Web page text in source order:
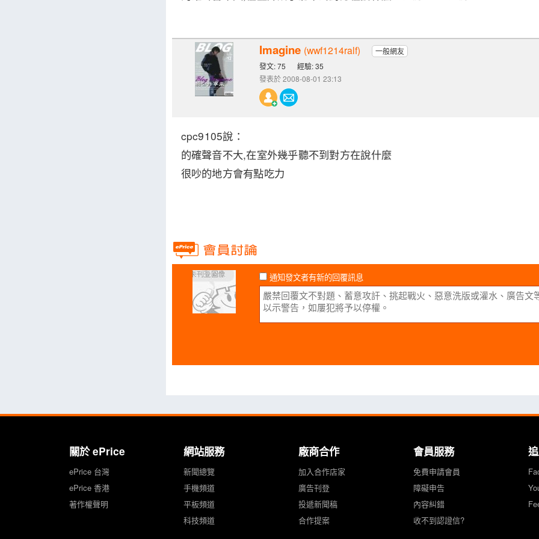
Imagine (wwf1214ralf)
一般網友
發文: 75
經驗: 35
發表於 2008-08-01 23:13
cpc9105說：
的確聲音不大,在室外幾乎聽不到對方在說什麼
很吵的地方會有點吃力
通知發文者有新的回覆訊息
關於 ePrice
ePrice 台灣
ePrice 香港
著作權聲明
網站服務
新聞總覽
手機頻道
平板頻道
科技頻道
廠商合作
加入合作店家
廣告刊登
投遞新聞稿
合作提案
會員服務
免費申請會員
障礙申告
內容糾錯
收不到認證信?